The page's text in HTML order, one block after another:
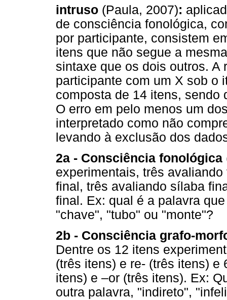
intruso (Paula, 2007):
de consciência fonológica,
por participante, consistem
itens que não segue a
sintaxe que os dois outros. A
participante com um X sob o
composta de 14 itens, sendo
O erro em pelo menos um
interpretado como não
levando à exclusão dos
2a - Consciência fonológica
experimentais, três
final, três avaliando sílaba
final. Ex: qual é a palavra
"chave", "tubo" ou "monte"?
2b - Consciência grafo-
Dentre os 12 itens
(três itens) e re- (três itens) e
itens) e –or (três itens). Ex:
outra palavra, "indireto",